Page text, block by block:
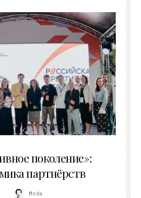
поколение»:
партнёрств
Moda